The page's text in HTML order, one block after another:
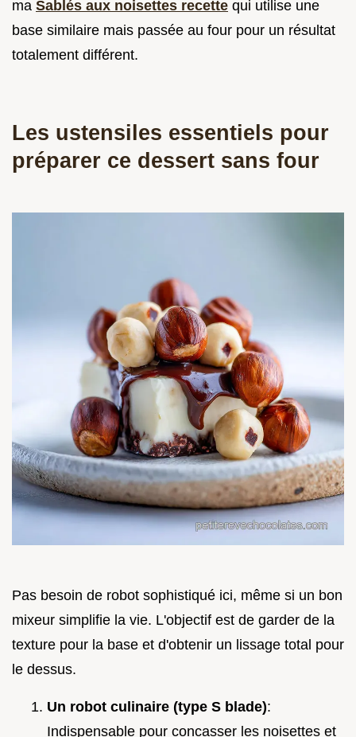
ma Sablés aux noisettes recette qui utilise une
base similaire mais passée au four pour un résultat
totalement différent.
Les ustensiles essentiels pour
préparer ce dessert sans four
Pas besoin de robot sophistiqué ici, même si un bon
mixeur simplifie la vie. L'objectif est de garder de la
texture pour la base et d'obtenir un lissage total pour
le dessus.
Un robot culinaire (type S blade):
Indispensable pour concasser les noisettes et